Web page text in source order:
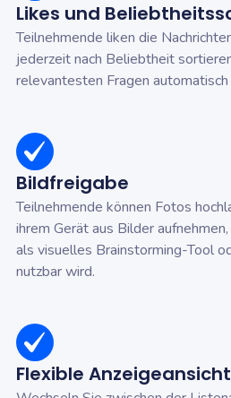
Likes und
Teilnehmende liken die
jederzeit nach Beliebtheit
relevantesten Fragen
Bildfreigabe
Teilnehmende können Fotos
ihrem Gerät aus Bilder
als visuelles Brainstorming-Tool
nutzbar wird.
Flexible